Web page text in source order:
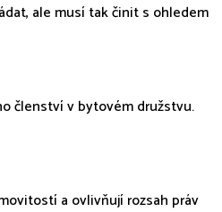
ale musí tak činit s ohledem
členství v bytovém družstvu.
a ovlivňují rozsah práv